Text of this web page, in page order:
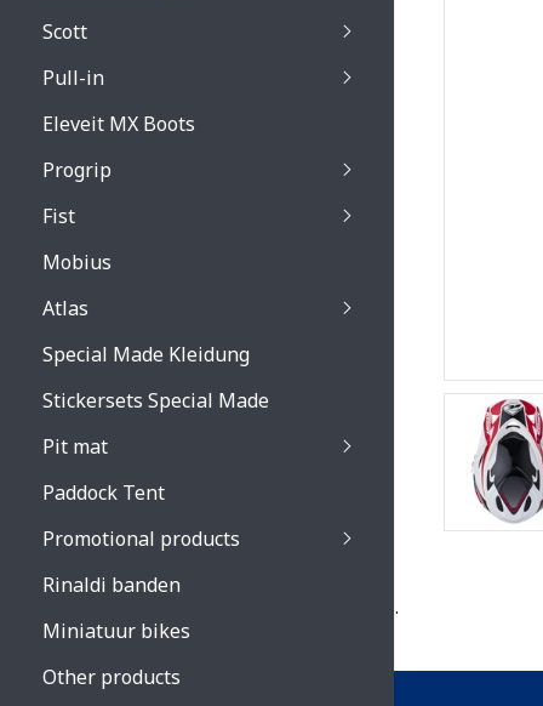
Scott
Prospect / Fury
Primal / Split /
Primal / Split /
Buzz kid lenses &
Pull-in
Eleveit MX Boots
Progrip
Venom 3200 /
Venom 3200 /
Fist
Mobius
Atlas
Special Made Kleidung
Stickersets Special Made
Pit mat
Paddock Tent
Promotional products
Rinaldi banden
Miniatuur bikes
Other products
.